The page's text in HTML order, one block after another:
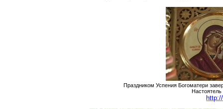
Праздником Успения Богоматери
Настоятель